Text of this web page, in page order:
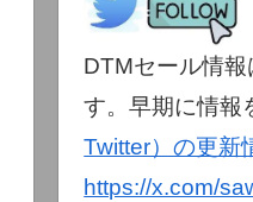
DTMセール情
す。早期に情報
Twitter）の更新
https://x.com/